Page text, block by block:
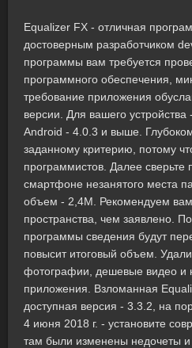
Equalizer FX - отличная
достоверным разработчиком
программы вам требуется
программного обеспечения,
требование приложения
версии. Для вашего
Android - 4.0.3 и выше.
заданному критерию, потому
программистов. Далее сверьте
смартфоне незанятого места
объем - 2,4M. Рекомендуем
пространства, чем заявлено.
программы сведения будут
повысит итоговый объем.
фотографии, дешевые видео и
приложения. Взломанная
доступная версия - 3.3.2, на
4 июня 2018 г. - установите
там были изменены недочеты и